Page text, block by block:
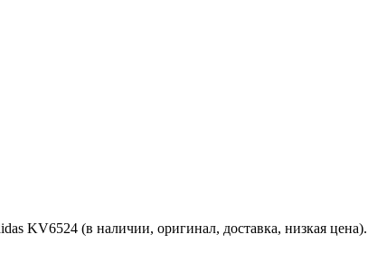
KV6524 (в наличии, оригинал, доставка, низкая цена).